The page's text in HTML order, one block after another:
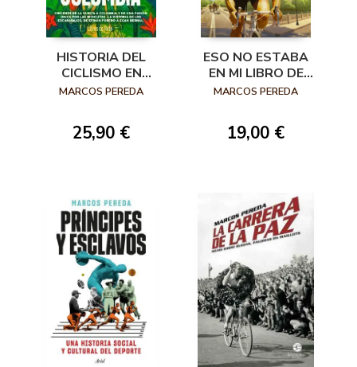
HISTORIA DEL
CICLISMO EN
COLOMBIA
MARCOS PEREDA
25,90 €
ESO NO ESTABA
EN MI LIBRO DE
HISTORIA DEL
MARCOS PEREDA
19,00 €